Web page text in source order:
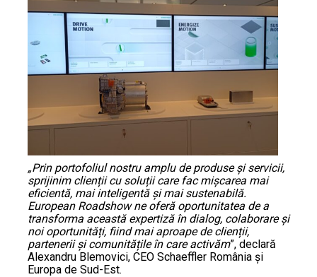
„Prin portofoliul nostru amplu de produse și servicii,
sprijinim clienții cu soluții care fac mișcarea mai
eficientă, mai inteligentă și mai sustenabilă.
European Roadshow ne oferă oportunitatea de a
transforma această expertiză în dialog, colaborare și
noi oportunități, fiind mai aproape de clienții,
partenerii și comunitățile în care activăm”, declară
Alexandru Blemovici, CEO Schaeffler România și
Europa de Sud-Est.